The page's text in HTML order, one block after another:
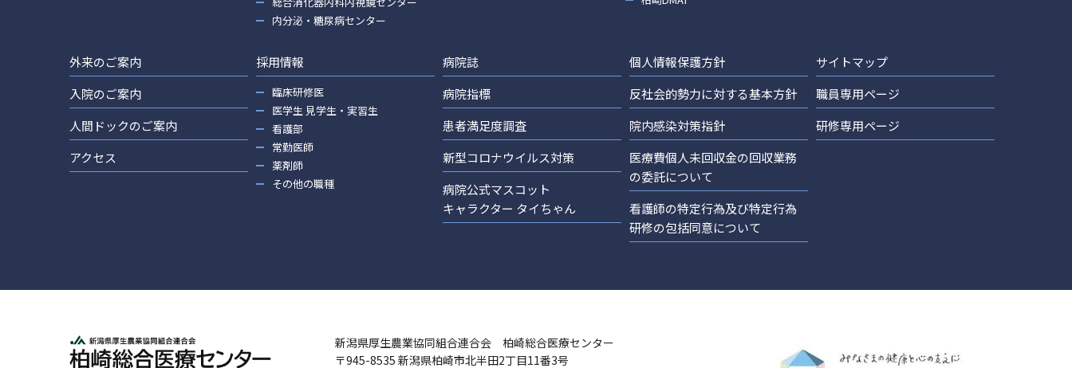
内分泌・糖尿病センター
外来のご案内
入院のご案内
人間ドックのご案内
アクセス
採用情報
臨床研修医
医学生 見学生・実習生
看護部
常勤医師
薬剤師
その他の職種
病院誌
病院指標
患者満足度調査
新型コロナウイルス対策
病院公式マスコット
キャラクター タイちゃん
個人情報保護方針
反社会的勢力に対する基本方針
院内感染対策指針
医療費個人未回収金の回収業務
の委託について
看護師の特定行為及び特定行為
研修の包括同意について
サイトマップ
職員専用ページ
研修専用ページ
新潟県厚生農業協同組合連合会 柏崎総合医療センター
〒945-8535 新潟県柏崎市北半田2丁目11番3号